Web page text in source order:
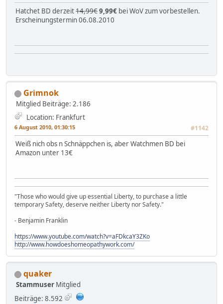
Hatchet BD derzeit14,99€9,99€ bei WoV zum vorbestellen.
Erscheinungstermin 06.08.2010
Grimnok
Mitglied Beiträge: 2.186
Location: Frankfurt
6 August 2010, 01:30:15 #1142
Weiß nich obs n Schnäppchen is, aber Watchmen BD bei
Amazon unter 13€
"Those who would give up essential Liberty, to purchase a little
temporary Safety, deserve neither Liberty nor Safety."
- Benjamin Franklin
https://www.youtube.com/watch?v=aFDkcaY3ZKo
http://www.howdoeshomeopathywork.com/
quaker
Stammuser Mitglied
Beiträge: 8.592